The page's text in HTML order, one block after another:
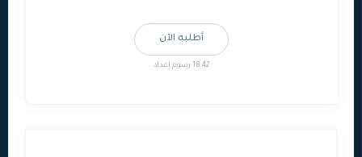
أطلبه الآن
18.42 رسوم إعداد